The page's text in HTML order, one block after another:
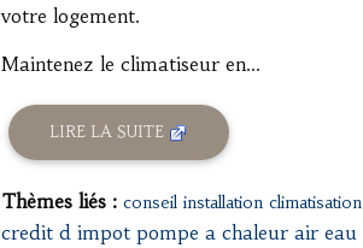
votre logement.
Maintenez le climatiseur en...
LIRE LA SUITE
Thèmes liés : conseil installation climatisation
credit d impot pompe a chaleur air eau